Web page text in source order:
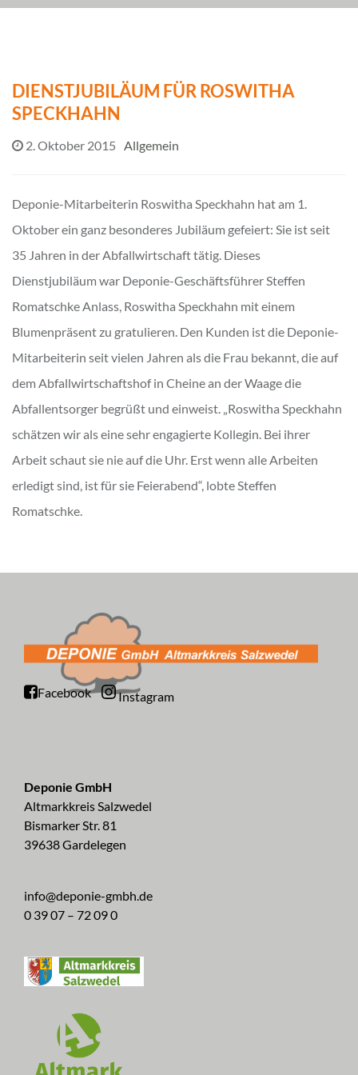
DIENSTJUBILÄUM FÜR ROSWITHA
SPECKHAHN
2. Oktober 2015 Allgemein
Deponie-Mitarbeiterin Roswitha Speckhahn hat am 1.
Oktober ein ganz besonderes Jubiläum gefeiert: Sie ist seit
35 Jahren in der Abfallwirtschaft tätig. Dieses
Dienstjubiläum war Deponie-Geschäftsführer Steffen
Romatschke Anlass, Roswitha Speckhahn mit einem
Blumenpräsent zu gratulieren. Den Kunden ist die Deponie-
Mitarbeiterin seit vielen Jahren als die Frau bekannt, die auf
dem Abfallwirtschaftshof in Cheine an der Waage die
Abfallentsorger begrüßt und einweist. „Roswitha Speckhahn
schätzen wir als eine sehr engagierte Kollegin. Bei ihrer
Arbeit schaut sie nie auf die Uhr. Erst wenn alle Arbeiten
erledigt sind, ist für sie Feierabend“, lobte Steffen
Romatschke.
Facebook Instagram
Deponie GmbH
Altmarkkreis Salzwedel
Bismarker Str. 81
39638 Gardelegen
info@deponie-gmbh.de
0 39 07 – 72 09 0